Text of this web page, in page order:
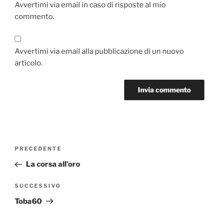
Avvertimi via email in caso di risposte al mio
commento.
Avvertimi via email alla pubblicazione di un nuovo
articolo.
Navigazione
Articolo
precedente:
PRECEDENTE
La corsa all’oro
Articolo
successivo
SUCCESSIVO
Toba60